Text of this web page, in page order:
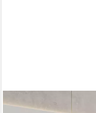
Hochbett (1-St.,